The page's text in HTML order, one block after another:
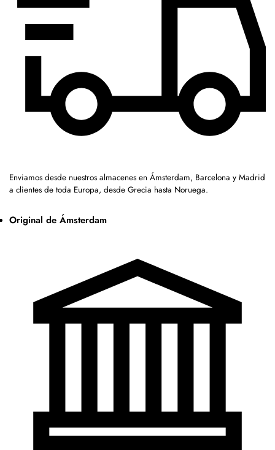
Enviamos desde nuestros almacenes en Ámsterdam, Barcelona y Madrid
a clientes de toda Europa, desde Grecia hasta Noruega.
Original de Ámsterdam